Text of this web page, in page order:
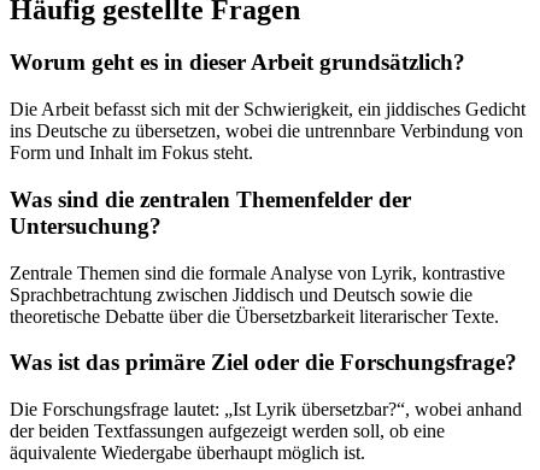
Häufig gestellte Fragen
Worum geht es in dieser Arbeit grundsätzlich?
Die Arbeit befasst sich mit der Schwierigkeit, ein jiddisches Gedicht
ins Deutsche zu übersetzen, wobei die untrennbare Verbindung von
Form und Inhalt im Fokus steht.
Was sind die zentralen Themenfelder der
Untersuchung?
Zentrale Themen sind die formale Analyse von Lyrik, kontrastive
Sprachbetrachtung zwischen Jiddisch und Deutsch sowie die
theoretische Debatte über die Übersetzbarkeit literarischer Texte.
Was ist das primäre Ziel oder die Forschungsfrage?
Die Forschungsfrage lautet: „Ist Lyrik übersetzbar?“, wobei anhand
der beiden Textfassungen aufgezeigt werden soll, ob eine
äquivalente Wiedergabe überhaupt möglich ist.